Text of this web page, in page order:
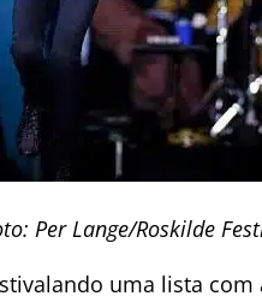
Per Lange/Roskilde
uma lista